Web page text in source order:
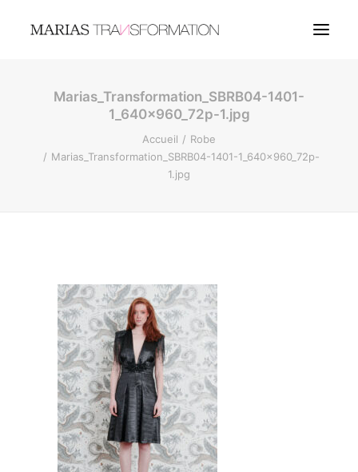
COUTURE
MY WISHLIST
PANIER
Marias_Transformation_SBRB04-1401-
1_640x960_72p-1.jpg
Accueil
Robe
Marias_Transformation_SBRB04-1401-1_640x960_72p-
1.jpg